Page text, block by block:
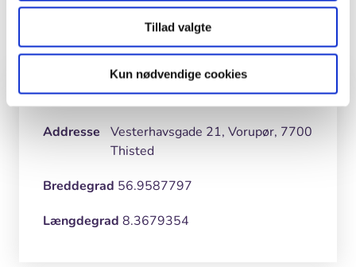
Tillad valgte
Kun nødvendige cookies
–
Skærmkort
Skærmkort
dæmpet
Ortofoto
Addresse
Vesterhavsgade 21, Vorupør, 7700
Thisted
Breddegrad 56.9587797
Længdegrad 8.3679354